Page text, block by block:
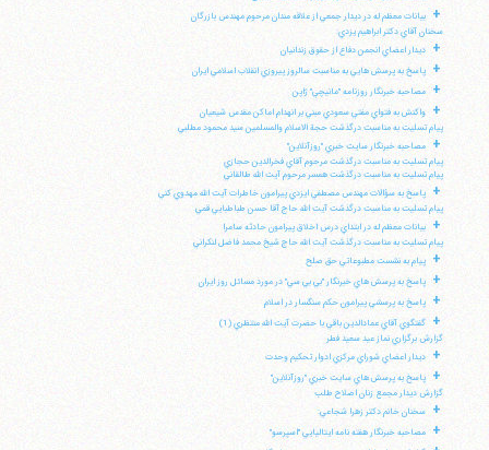
+
بيانات معظم له در ديدار جمعي از علاقه مندان مرحوم مهندس بازرگان
سخنان آقاي دكتر ابراهيم يزدي:
+ ديدار اعضاي انجمن دفاع از حقوق زندانيان
+ پاسخ به پرسش هايي به مناسبت سالروز پيروزي انقلاب اسلامي ايران
+ مصاحبه خبرنگار روزنامه "مانيچي" ژاپن
+
واكنش به فتواي مفتي سعودي مبني بر انهدام اماكن مقدس شيعيان
پيام تسليت به مناسبت درگذشت حجة الاسلام والمسلمين سيد محمود مطلبي
+
مصاحبه خبرنگار سايت خبري "روزآنلاين"
پيام تسليت به مناسبت درگذشت مرحوم آقاي فخرالدين حجازي
پيام تسليت به مناسبت درگذشت همسر مرحوم آيت الله طالقاني
+
پاسخ به سؤالات مهندس مصطفي ايزدي پيرامون خاطرات آيت الله مهدوي كني
پيام تسليت به مناسبت درگذشت آيت الله حاج آقا حسن طباطبايي قمي
+
بيانات معظم له در ابتداي درس اخلاق پيرامون حادثه سامرا
پيام تسليت به مناسبت درگذشت آيت الله حاج شيخ محمد فاضل لنكراني
+ پيام به نشست مطبوعاتي حق صلح
+ پاسخ به پرسش هاي خبرنگار "بي بي سي" در مورد مسائل روز ايران
+ پاسخ به پرسشي پيرامون حكم سنگسار در اسلام
+
گفتگوي آقاي عمادالدين باقي با حضرت آيت الله منتظري (1)
گزارش برگزاري نماز عيد سعيد فطر
+ ديدار اعضاي شوراي مركزي ادوار تحكيم وحدت
+
پاسخ به پرسش هاي سايت خبري "روزآنلاين"
گزارش ديدار مجمع زنان اصلاح طلب
+ سخنان خانم دكتر زهرا شجاعي:
+ مصاحبه خبرنگار هفته نامه ايتاليايي "اسپرسو"